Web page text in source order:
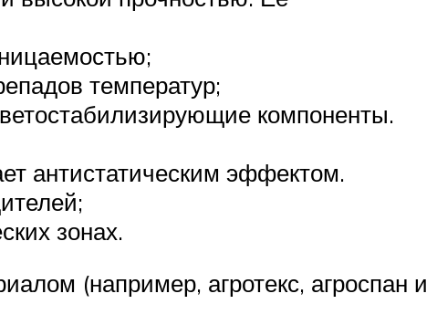
температур;
компоненты.
антистатическим эффектом.
зонах.
(например, агротекс, агроспан и